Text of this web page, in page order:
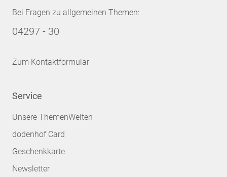
Bei Fragen zu allgemeinen Themen:
04297 - 30
Zum Kontaktformular
Service
Unsere ThemenWelten
dodenhof Card
Geschenkkarte
Newsletter